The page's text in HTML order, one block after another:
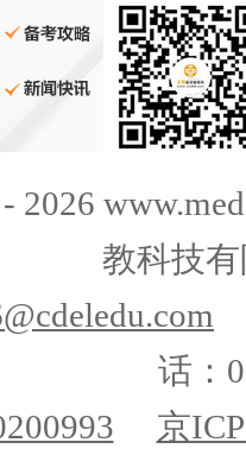
2026
教科技
话：
京